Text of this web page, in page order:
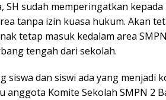
SH sudah memperingatkan
tanpa izin kuasa hukum. Akan
tetap masuk kedalam area
tengah dari sekolah.
siswa dan siswi ada yang menjadi
anggota Komite Sekolah SMPN 2